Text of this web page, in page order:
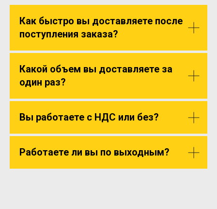
Как быстро вы доставляете после
поступления заказа?
Какой объем вы доставляете за
один раз?
Вы работаете с НДС или без?
Работаете ли вы по выходным?